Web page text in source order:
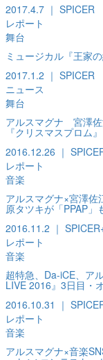
2017.4.7 ｜ SPICER
レポート
舞台
ミュージカル『王家
2017.1.2 ｜ SPICER
ニュース
舞台
アルスマグナ 宮澤佐
『クリスマスプロム
2016.12.26 ｜
レポート
音楽
アルスマグナ×宮澤
原タツキが「PPAP」
2016.11.2 ｜
レポート
音楽
超特急、Da-iCE、ア
LIVE 2016』3日目・
2016.10.31 ｜
レポート
音楽
アルスマグナ×音楽